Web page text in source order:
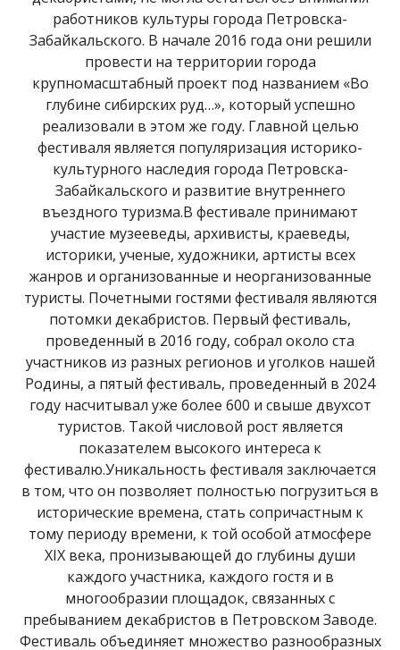
работников культуры города Петровска-
Забайкальского. В начале 2016 года они решили
провести на территории города
крупномасштабный проект под названием «Во
глубине сибирских руд…», который успешно
реализовали в этом же году. Главной целью
фестиваля является популяризация историко-
культурного наследия города Петровска-
Забайкальского и развитие внутреннего
въездного туризма.В фестивале принимают
участие музееведы, архивисты, краеведы,
историки, ученые, художники, артисты всех
жанров и организованные и неорганизованные
туристы. Почетными гостями фестиваля являются
потомки декабристов. Первый фестиваль,
проведенный в 2016 году, собрал около ста
участников из разных регионов и уголков нашей
Родины, а пятый фестиваль, проведенный в 2024
году насчитывал уже более 600 и свыше двухсот
туристов. Такой числовой рост является
показателем высокого интереса к
фестивалю.Уникальность фестиваля заключается
в том, что он позволяет полностью погрузиться в
исторические времена, стать сопричастным к
тому периоду времени, к той особой атмосфере
XIX века, пронизывающей до глубины души
каждого участника, каждого гостя и в
многообразии площадок, связанных с
пребыванием декабристов в Петровском Заводе.
Фестиваль объединяет множество разнообразных